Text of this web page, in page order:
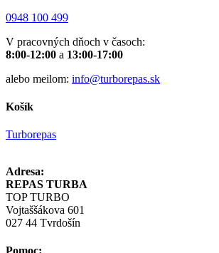
0948 100 499
V pracovných dňoch v časoch:
8:00-12:00 a 13:00-17:00
alebo meilom: info@turborepas.sk
Košík
Turborepas
Adresa:
REPAS TURBA
TOP TURBO
Vojtaššákova 601
027 44 Tvrdošín